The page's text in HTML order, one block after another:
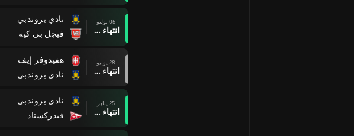
05 يوليو
انتهاء وقت المباراة
نادي بروندبي
فيجل بي كيه
28 يونيو
انتهاء وقت المباراة
هفيدوفر إيف
نادي بروندبي
25 يناير
انتهاء وقت المباراة
نادي بروندبي
فيدركستاد